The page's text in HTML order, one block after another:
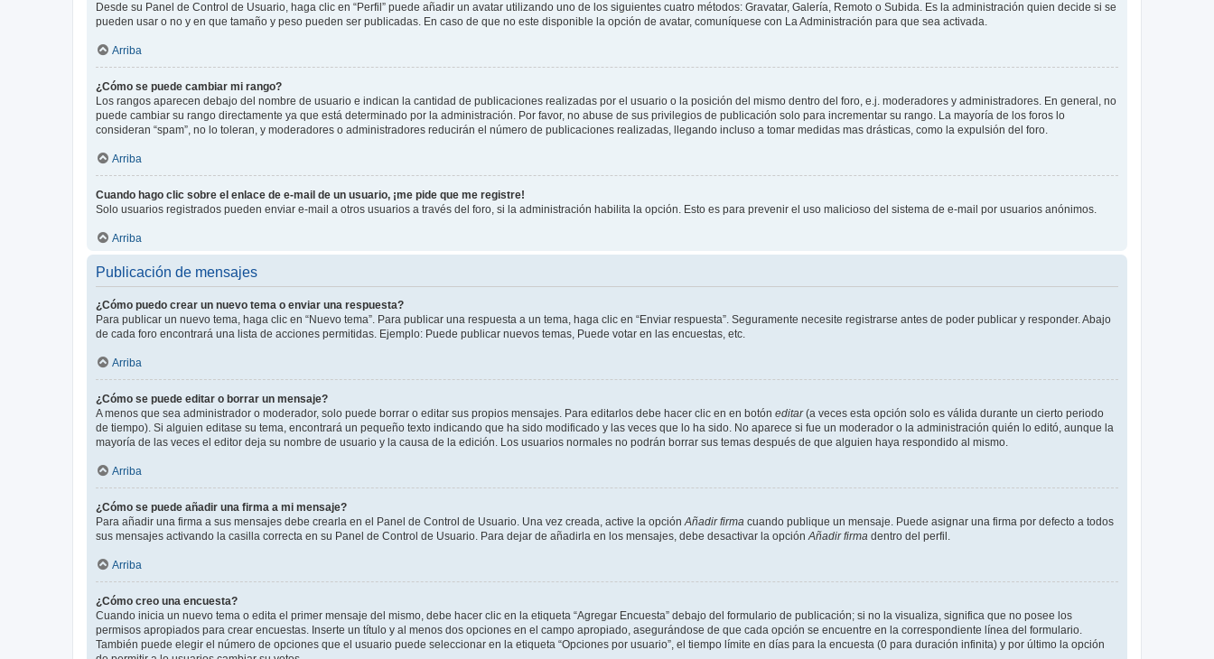
Desde su Panel de Control de Usuario, haga clic en “Perfil” puede añadir un avatar utilizando uno de los siguientes cuatro métodos: Gravatar, Galería, Remoto o Subida. Es la administración quien decide si se
pueden usar o no y en que tamaño y peso pueden ser publicadas. En caso de que no este disponible la opción de avatar, comuníquese con La Administración para que sea activada.
Arriba
¿Cómo se puede cambiar mi rango?
Los rangos aparecen debajo del nombre de usuario e indican la cantidad de publicaciones realizadas por el usuario o la posición del mismo dentro del foro, e.j. moderadores y administradores. En general, no
puede cambiar su rango directamente ya que está determinado por la administración. Por favor, no abuse de sus privilegios de publicación solo para incrementar su rango. La mayoría de los foros lo
consideran “spam”, no lo toleran, y moderadores o administradores reducirán el número de publicaciones realizadas, llegando incluso a tomar medidas mas drásticas, como la expulsión del foro.
Arriba
Cuando hago clic sobre el enlace de e-mail de un usuario, ¡me pide que me registre!
Solo usuarios registrados pueden enviar e-mail a otros usuarios a través del foro, si la administración habilita la opción. Esto es para prevenir el uso malicioso del sistema de e-mail por usuarios anónimos.
Arriba
Publicación de mensajes
¿Cómo puedo crear un nuevo tema o enviar una respuesta?
Para publicar un nuevo tema, haga clic en “Nuevo tema”. Para publicar una respuesta a un tema, haga clic en “Enviar respuesta”. Seguramente necesite registrarse antes de poder publicar y responder. Abajo
de cada foro encontrará una lista de acciones permitidas. Ejemplo: Puede publicar nuevos temas, Puede votar en las encuestas, etc.
Arriba
¿Cómo se puede editar o borrar un mensaje?
A menos que sea administrador o moderador, solo puede borrar o editar sus propios mensajes. Para editarlos debe hacer clic en en botón editar(a veces esta opción solo es válida durante un cierto periodo
de tiempo). Si alguien editase su tema, encontrará un pequeño texto indicando que ha sido modificado y las veces que lo ha sido. No aparece si fue un moderador o la administración quién lo editó, aunque la
mayoría de las veces el editor deja su nombre de usuario y la causa de la edición. Los usuarios normales no podrán borrar sus temas después de que alguien haya respondido al mismo.
Arriba
¿Cómo se puede añadir una firma a mi mensaje?
Para añadir una firma a sus mensajes debe crearla en el Panel de Control de Usuario. Una vez creada, active la opciónAñadir firma cuando publique un mensaje. Puede asignar una firma por defecto a todos
sus mensajes activando la casilla correcta en su Panel de Control de Usuario. Para dejar de añadirla en los mensajes, debe desactivar la opciónAñadir firma dentro del perfil.
Arriba
¿Cómo creo una encuesta?
Cuando inicia un nuevo tema o edita el primer mensaje del mismo, debe hacer clic en la etiqueta “Agregar Encuesta” debajo del formulario de publicación; si no la visualiza, significa que no posee los
permisos apropiados para crear encuestas. Inserte un título y al menos dos opciones en el campo apropiado, asegurándose de que cada opción se encuentre en la correspondiente línea del formulario.
También puede elegir el número de opciones que el usuario puede seleccionar en la etiqueta “Opciones por usuario”, el tiempo límite en días para la encuesta (0 para duración infinita) y por último la opción